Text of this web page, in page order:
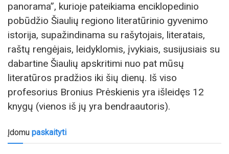
panorama”, kurioje pateikiama enciklopedinio
pobūdžio Šiaulių regiono literatūrinio gyvenimo
istorija, supažindinama su rašytojais, literatais,
raštų rengėjais, leidyklomis, įvykiais, susijusiais su
dabartine Šiaulių apskritimi nuo pat mūsų
literatūros pradžios iki šių dienų. Iš viso
profesorius Bronius Prėskienis yra išleidęs 12
knygų (vienos iš jų yra bendraautoris).
Įdomu paskaityti